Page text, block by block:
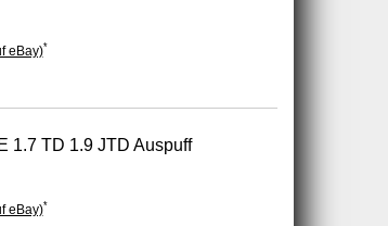
eBay)*
1.7 TD 1.9 JTD Auspuff
eBay)*